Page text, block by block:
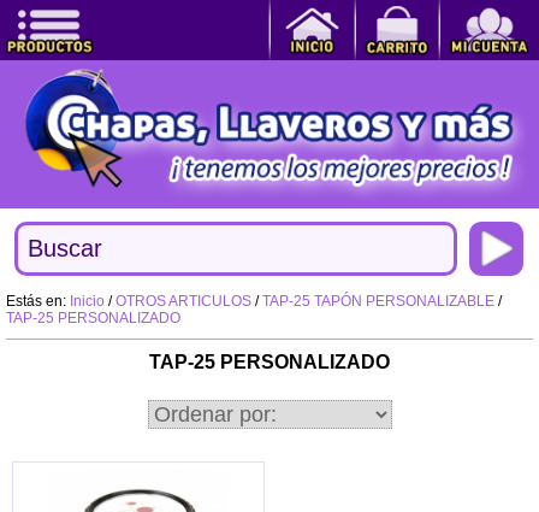
Estás en: Inicio /OTROS ARTICULOS /TAP-25 TAPÓN PERSONALIZABLE /
TAP-25 PERSONALIZADO
TAP-25 PERSONALIZADO